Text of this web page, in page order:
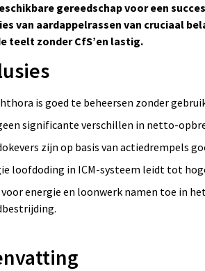
onderbouwing:
onderzoek is statistisch
Het
gereedschap voor een
van aardappelrassen van cruciaal
teelt zonder CfS’en lastig.
is goed te beheersen zonder
significante verschillen in netto-
zijn op basis van actiedrempels
loofdoding in ICM-systeem leidt tot
energie en loonwerk namen toe in